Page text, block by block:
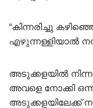
“കിന്നരിച്ചു
എഴുന്നള്ളിയാൽ
അടുക്കളയിൽ
അവളെ നോക്കി ഒന്ന്
അടുക്കളയിലേക്ക്